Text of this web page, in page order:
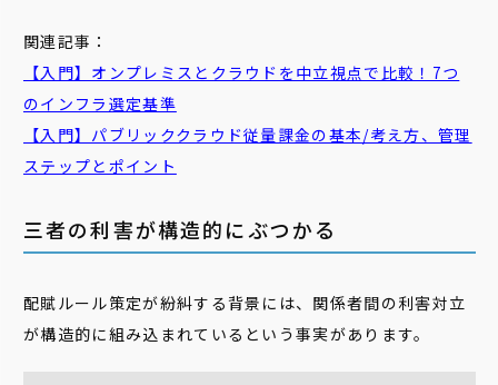
関連記事：
【入門】オンプレミスとクラウドを中立視点で比較！7つ
のインフラ選定基準
【入門】パブリッククラウド従量課金の基本/考え方、管理
ステップとポイント
三者の利害が構造的にぶつかる
配賦ルール策定が紛糾する背景には、関係者間の利害対立
が構造的に組み込まれているという事実があります。